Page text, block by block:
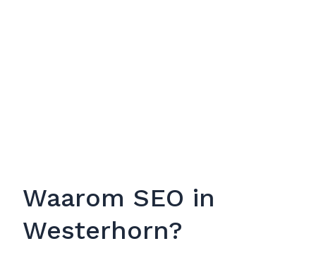
Waarom SEO in
Westerhorn?